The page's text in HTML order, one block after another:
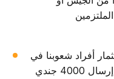
أفراد شعوبنا في
أفراد شعوبهم – وذلك هو السبب في إرسال 4000 جندي